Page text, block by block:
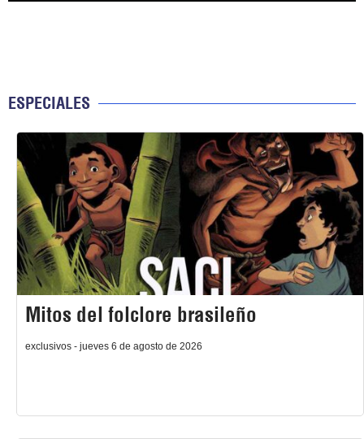
ESPECIALES
Mitos del folclore brasileño
exclusivos - jueves 6 de agosto de 2026